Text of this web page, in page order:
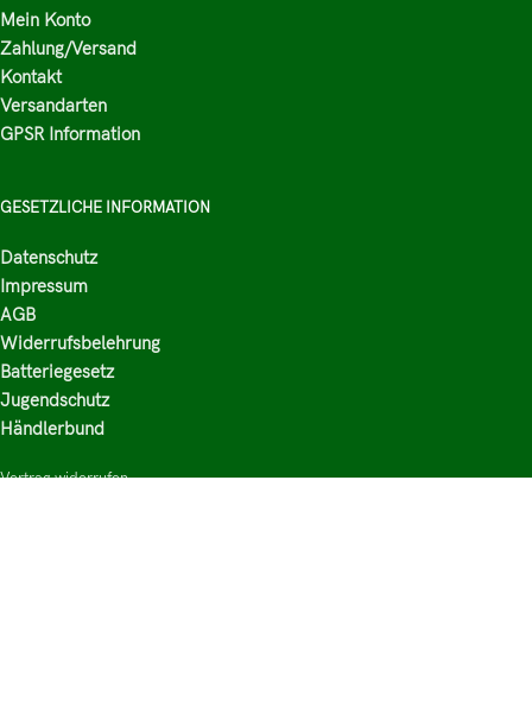
Mein Konto
Zahlung/Versand
Kontakt
Versandarten
GPSR Information
GESETZLICHE INFORMATION
Datenschutz
Impressum
AGB
Widerrufsbelehrung
Batteriegesetz
Jugendschutz
Händlerbund
Vertrag widerrufen